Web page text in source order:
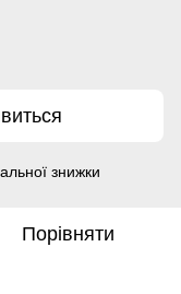
знижки
Порівняти